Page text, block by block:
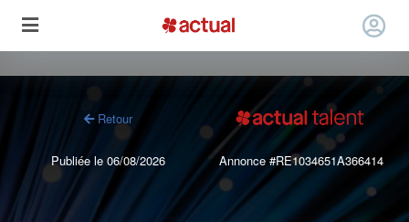
Retour
Publiée le 06/08/2026 Annonce #RE1034651A366414